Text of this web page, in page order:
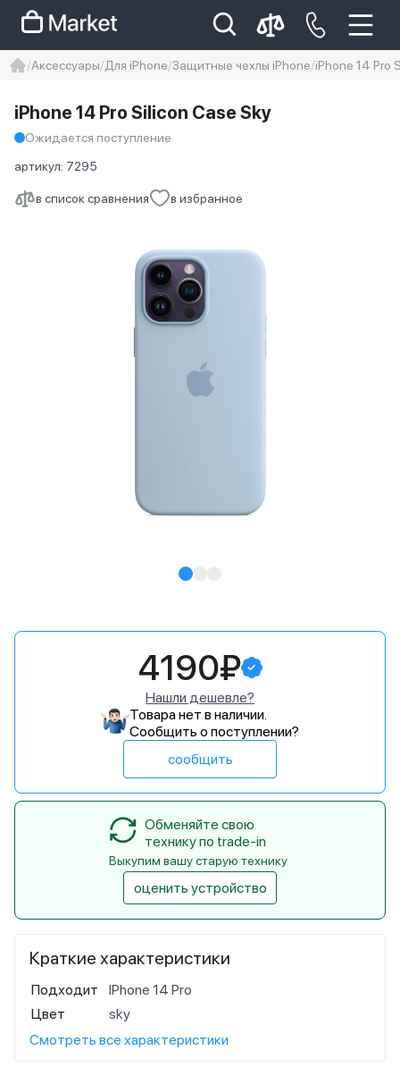
Iphone 14 pro max
айфон 14
Аксессуары Для iPhone Защитные чехлы iPhone iPhone 14 Pro
в список сравнения в избранное
iPhone 14 Pro Silicon Case Sky
Ожидается поступление
артикул: 7295
Краткие характеристики
Подходит
IPhone 14 Pro
Цвет
sky
Смотреть все характеристики
4190₽
Нашли дешевле?
Товара нет в наличии.
Сообщить о поступлении?
сообщить
Обменяйте свою
технику по trade-in
Выкупим вашу старую технику
оценить устройство